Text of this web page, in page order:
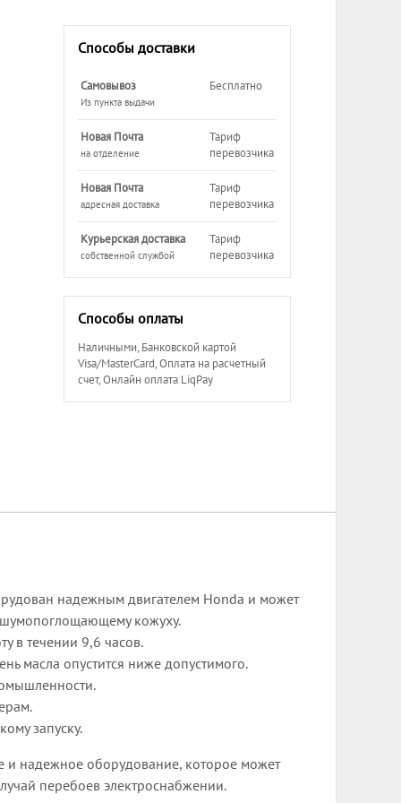
Способы доставки
Самовывоз
Из пункта выдачи
Бесплатно
Новая Почта
на отделение
Тариф
перевозчика
Новая Почта
адресная доставка
Тариф
перевозчика
Курьерская доставка
собственной службой
Тариф
перевозчика
Способы оплаты
Наличными, Банковской картой
Visa/MasterCard, Оплата на расчетный
счет, Онлайн оплата LiqPay
надежным двигателем Honda и может
шумопоглощающему кожуху.
в течении 9,6 часов.
масла опустится ниже допустимого.
запуску.
и надежное оборудование, которое может
перебоев электроснабжении.